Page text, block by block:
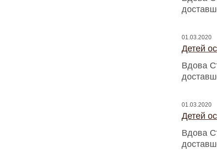
01.03.2020
Детей
Вдова
01.03.2020
Детей
Вдова